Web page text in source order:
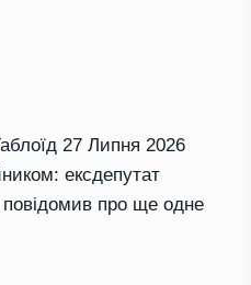
27 Липня 2026
ексдепутат
повідомив про ще одне